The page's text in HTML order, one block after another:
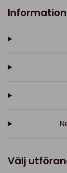
Information
Välj